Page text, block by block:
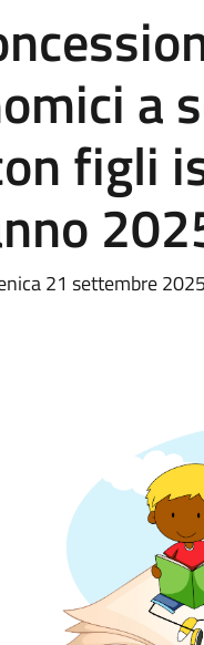
a
figli
21 settembre 2025